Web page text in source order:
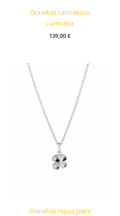
Onnekas rannekoru
Lumoava
139,00 €
Onnekas riipus pieni
Hintaluokka:
89,00 €
-
99,00 €